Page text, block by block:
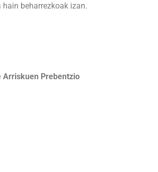
beharrezkoak izan.
Arriskuen Prebentzio